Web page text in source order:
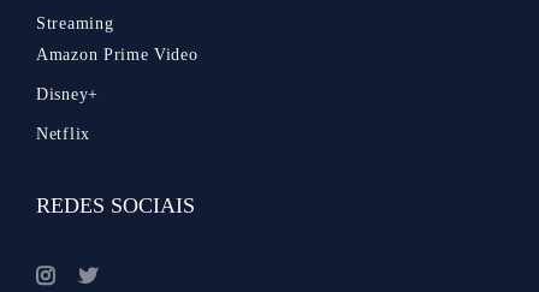
Streaming
Amazon Prime Video
Disney+
Netflix
REDES SOCIAIS